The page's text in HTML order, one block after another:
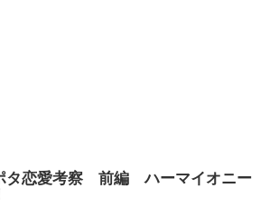
タ恋愛考察 前編 ハーマイオニー